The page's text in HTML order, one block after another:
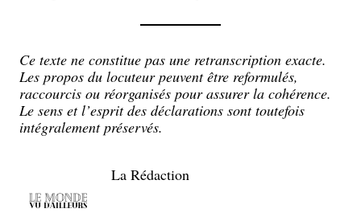
Ce texte ne constitue pas une retranscription exacte.
Les propos du locuteur peuvent être reformulés,
raccourcis ou réorganisés pour assurer la cohérence.
Le sens et l’esprit des déclarations sont toutefois
intégralement préservés.
La Rédaction